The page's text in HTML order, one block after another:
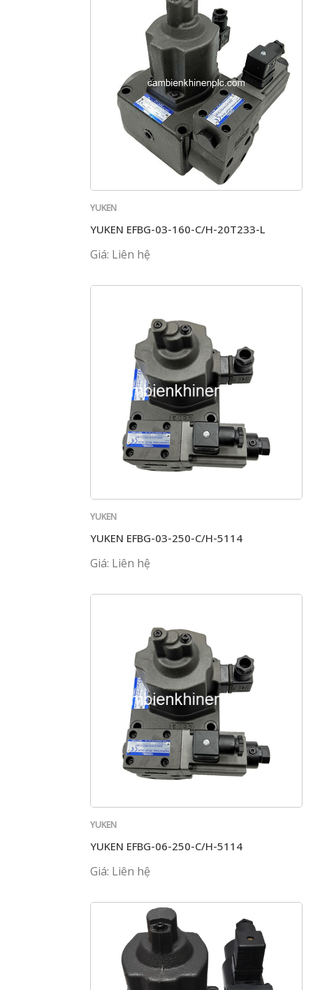
YUKEN
YUKEN EFBG-03-160-C/H-20T233-L
Giá: Liên hệ
YUKEN
YUKEN EFBG-03-250-C/H-5114
Giá: Liên hệ
YUKEN
YUKEN EFBG-06-250-C/H-5114
Giá: Liên hệ